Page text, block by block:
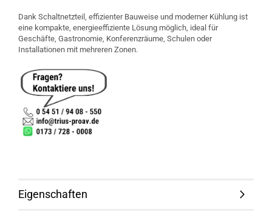
Dank Schaltnetzteil, effizienter Bauweise und moderner Kühlung ist
eine kompakte, energieeffiziente Lösung möglich, ideal für
Geschäfte, Gastronomie, Konferenzräume, Schulen oder
Installationen mit mehreren Zonen.
Eigenschaften